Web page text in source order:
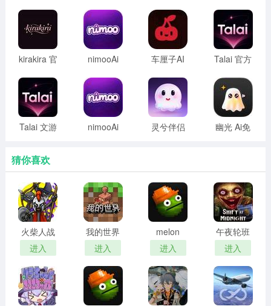
1、一款ai对话软件，在本站下载安装Shine AI
2、打开进入软件，在邮箱注册页面输入邮箱
kirakira 官
口网址
nimooAi
车厘子AI
版
Talai 官方
Talai 文游
nimooAi
灵兮伴侣
幽光 Ai免
猜你喜欢
火柴人战
争遗产3
fm菜单绿
色钥匙版
进入
我的世界
网易正版
官方下载
进入
melon
sandbox
中文汉化
版
进入
午夜轮班
steam移
植版
进入